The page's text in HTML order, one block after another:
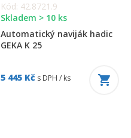
Kód: 42.8721.9
Skladem > 10 ks
Automatický naviják hadic
GEKA K 25
5 445 Kč s DPH / ks